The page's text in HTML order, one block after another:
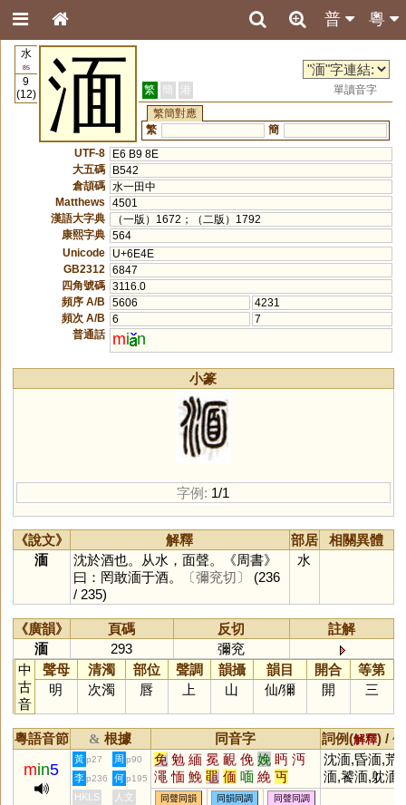
粵
普
水
85
9
(12)
湎 繁 簡 港
單讀音字
繁簡對應
繁
簡
UTF-8
E6 B9 8E
大五碼
B542
倉頡碼 水一田中
Matthews
4501
漢語大字典
（一版）1672；（二版）1792
康熙字典 564
Unicode
U+6E4E
GB2312
6847
四角號碼 3116.0
頻序 A/B
5606
4231
頻次 A/B
6
7
普通話
mi n
小篆
字例: 1/1
《說文》 解釋 部居
相關異體
湎
沈於酒也。从水，面聲。《周書》
曰：罔敢湎于酒。
〔彌兖切〕
(236
/ 235)
水
《廣韻》 頁碼 反切
註解
湎
293
彌兖
中
古
音
聲母 清濁 部位 聲調 韻攝 韻目 開合
等第
明
次濁 唇 上 山 仙/獮 開 三
粵語音節 & 根據 同音字 詞例(解釋) /
min5
黃 p27 周 p90 免 勉 緬 冕 靦 俛 娩 眄 沔
澠 愐 鮸 黽 偭 喕 絻 丏
沈湎,昏湎,荒
湎,饕湎,躭湎,
酣湎
李 p236 何 p195
HKLS 人文 同聲同韻 同韻同調 同聲同調